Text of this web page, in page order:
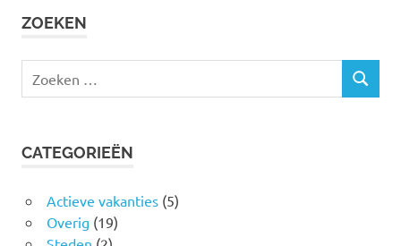
ZOEKEN
naar:
ZOEKEN
CATEGORIEËN
Actieve vakanties(5)
Overig (19)